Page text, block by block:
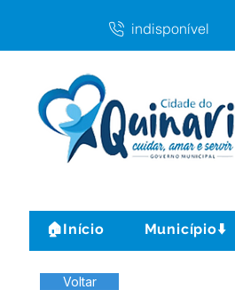
indisponível
🏠Início Município⬇️
Voltar